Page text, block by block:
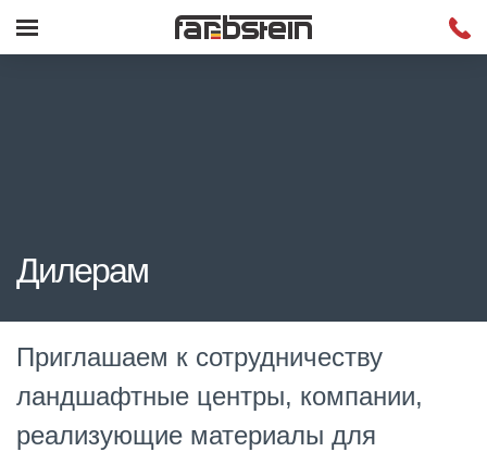
Дилерам
Приглашаем к сотрудничеству
ландшафтные центры, компании,
реализующие материалы для